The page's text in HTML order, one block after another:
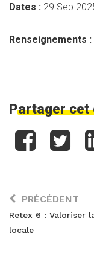
Dates : 29 Sep
Renseignements :
Partager cet
PRÉCÉDENT
Retex 6 : Valoriser
locale